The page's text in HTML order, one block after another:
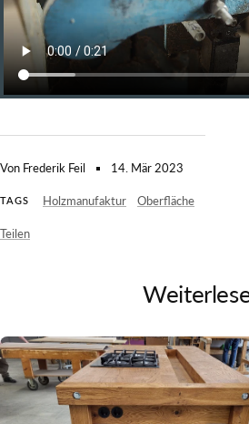
Von Frederik Feil 14. Mär 2023
TAGS Holzmanufaktur Oberfläche
Teilen